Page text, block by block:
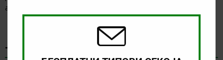
анализираме дуелот од норвешката лига
ТИКЕТ НА ДЕНОТ